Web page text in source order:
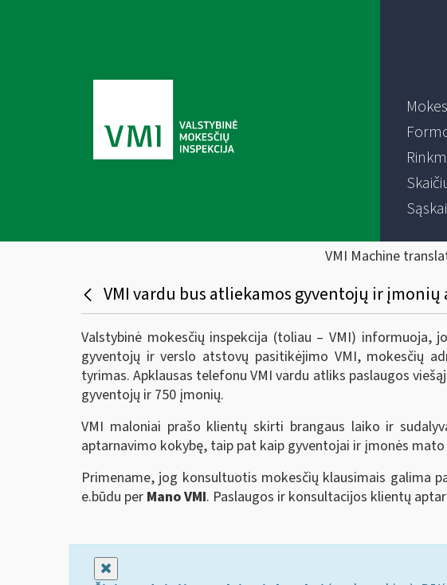
VMI Machine
VMI vardu bus atliekamos gyventojų ir įmonių
Valstybinė mokesčių inspekcija (toliau – VMI) informuoja,
gyventojų ir verslo atstovų pasitikėjimo VMI, mokesčių
tyrimas. Apklausas telefonu VMI vardu atliks paslaugos
gyventojų ir 750 įmonių.
VMI maloniai prašo klientų skirti brangaus laiko ir
aptarnavimo kokybę, taip pat kaip gyventojai ir įmonės
Primename, jog konsultuotis mokesčių klausimais galima
e.būdu per Mano VMI. Paslaugos ir konsultacijos klientų